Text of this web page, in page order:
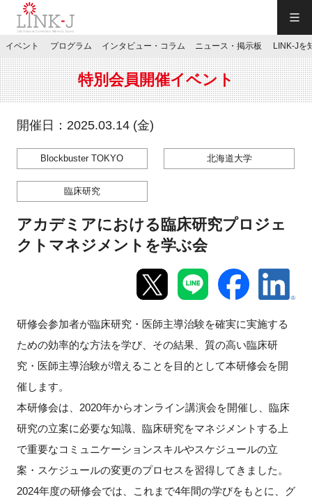
JP／EN
特別会員専用メニュー
お問い合わせ
イベント
プログラム
インタビュー・コラム
ニュース・掲示板
イベント プログラム インタビュー・コラム ニュース・掲示板 LINK-Jを
特別会員開催イベント
開催日：2025.03.14 (金)
Blockbuster TOKYO 北海道大学
臨床研究
アカデミアにおける臨床研究プロジェ
クトマネジメントを学ぶ会
研修会参加者が臨床研究・医師主導治験を確実に実施する
ための効率的な方法を学び、その結果、質の高い臨床研
究・医師主導治験が増えることを目的として本研修会を開
催します。
本研修会は、2020年からオンライン講演会を開催し、臨床
研究の立案に必要な知識、臨床研究をマネジメントする上
で重要なコミュニケーションスキルやスケジュールの立
案・スケジュールの変更のプロセスを習得してきました。
2024年度の研修会では、これまで4年間の学びをもとに、グ